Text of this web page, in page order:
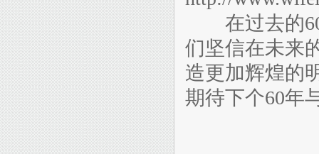
在过去的60
们坚信在未来
造更加辉煌的
期待下个60年